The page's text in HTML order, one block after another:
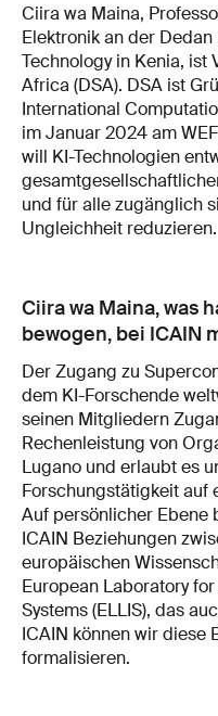
Ciira wa Maina,
Elektronik an der
Technology in Kenia, ist
Africa (DSA). DSA ist
International
im Januar 2024 am
will KI-Technologien
und für alle zugänglich
Ungleichheit reduzieren.
Ciira wa Maina, was
bewogen, bei ICAIN
Der Zugang zu
dem KI-Forschende
seinen Mitgliedern
Rechenleistung von
Lugano und erlaubt es
Forschungstätigkeit auf
Auf persönlicher Ebene
ICAIN Beziehungen
europäischen
European Laboratory
Systems (ELLIS), das
ICAIN können wir diese
formalisieren.